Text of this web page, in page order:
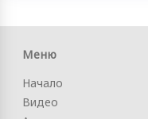
Меню
Начало
Видео